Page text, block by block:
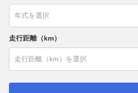
走行距離（km）